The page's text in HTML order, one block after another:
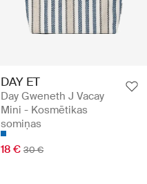
DAY ET
Day Gweneth J Vacay
Mini - Kosmētikas
somiņas
18 € 30 €